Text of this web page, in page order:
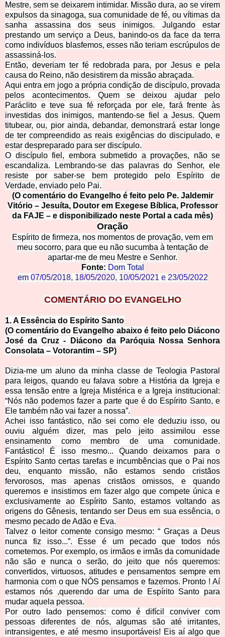
Mestre, sem se deixarem intimidar. Missão dura, ao se virem
expulsos da sinagoga, sua comunidade de fé, ou vítimas da
sanha assassina dos seus inimigos. Julgando estar
prestando um serviço a Deus, banindo-os da face da terra
como indivíduos blasfemos, esses não teriam escrúpulos de
assassiná-los.
Então, deveriam ter fé redobrada para, por Jesus e pela
causa do Reino, não desistirem da missão abraçada.
Aqui entra em jogo a própria condição de discípulo, provada
pelos acontecimentos. Quem se deixou ajudar pelo
Paráclito e teve sua fé reforçada por ele, fará frente às
investidas dos inimigos, mantendo-se fiel a Jesus. Quem
titubear, ou, pior ainda, debandar, demonstrará estar longe
de ter compreendido as reais exigências do discipulado, e
estar despreparado para ser discípulo.
O discípulo fiel, embora submetido a provações, não se
escandaliza. Lembrando-se das palavras do Senhor, ele
resiste por saber-se bem protegido pelo Espírito de
Verdade, enviado pelo Pai.
(O comentário do Evangelho é feito pelo Pe. Jaldemir
Vitório – Jesuíta, Doutor em Exegese Bíblica, Professor
da FAJE – e disponibilizado neste Portal a cada mês)
Oração
Espírito de firmeza, nos momentos de provação, vem em
meu socorro, para que eu não sucumba à tentação de
apartar-me de meu Mestre e Senhor.
Fonte: Dom Total
em 07/05/2018, 18/05/2020, 10/05/2021 e 23/05/2022
COMENTÁRIO DO EVANGELHO
1. A Essência do Espírito Santo
(O comentário do Evangelho abaixo é feito pelo Diácono
José da Cruz - Diácono da Paróquia Nossa Senhora
Consolata – Votorantim – SP)
Dizia-me um aluno da minha classe de Teologia Pastoral
para leigos, quando eu falava sobre a História da Igreja e
essa tensão entre a Igreja Mistérica e a Igreja institucional:
“Nós não podemos fazer a parte que é do Espírito Santo, e
Ele também não vai fazer a nossa”.
Achei isso fantástico, não sei como ele deduziu isso, ou
ouviu alguém dizer, mas pelo jeito assimilou esse
ensinamento como membro de uma comunidade.
Fantástico! É isso mesmo... Quando deixamos para o
Espírito Santo certas tarefas e incumbências que o Pai nos
deu, enquanto missão, não estamos sendo cristãos
fervorosos, mas apenas cristãos omissos, e quando
queremos e insistimos em fazer algo que compete única e
exclusivamente ao Espírito Santo, estamos voltando as
origens do Gênesis, tentando ser Deus em sua essência, o
mesmo pecado de Adão e Eva.
Talvez o leitor comente consigo mesmo: “ Graças a Deus
nunca fiz isso...”. Esse é um pecado que todos nós
cometemos. Por exemplo, os irmãos e irmãs da comunidade
não são e nunca o serão, do jeito que nós queremos:
convertidos, virtuosos, atitudes e pensamentos sempre em
harmonia com o que NÓS pensamos e fazemos. Pronto ! Aí
estamos nós ,querendo dar uma de Espírito Santo para
mudar aquela pessoa.
Por outro lado pensemos: como é difícil conviver com
pessoas diferentes de nós, algumas são até irritantes,
intransigentes, e até mesmo insuportáveis! Eis aí algo que